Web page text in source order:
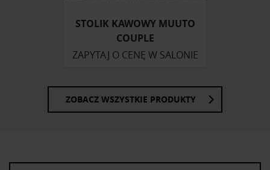
STOLIK KAWOWY MUUTO
COUPLE
ZAPYTAJ O CENĘ W SALONIE
ZOBACZ WSZYSTKIE PRODUKTY